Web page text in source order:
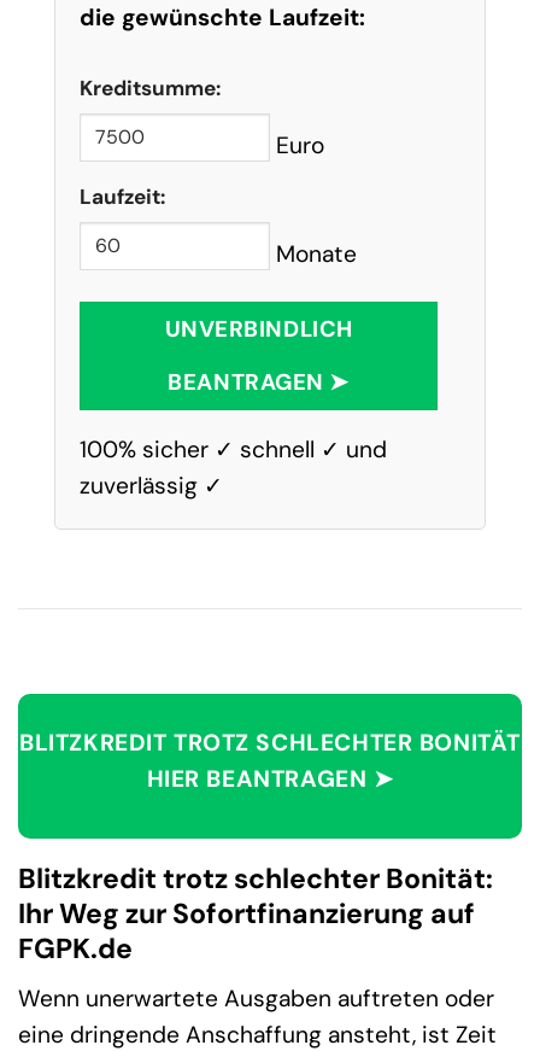
die gewünschte Laufzeit:
Kreditsumme:
Euro
Laufzeit:
Monate
UNVERBINDLICH
BEANTRAGEN ➤
100% sicher ✓ schnell ✓ und
zuverlässig ✓
BLITZKREDIT TROTZ SCHLECHTER BONITÄT
HIER BEANTRAGEN ➤
Blitzkredit trotz schlechter Bonität:
Ihr Weg zur Sofortfinanzierung auf
FGPK.de
Wenn unerwartete Ausgaben auftreten oder
eine dringende Anschaffung ansteht, ist Zeit